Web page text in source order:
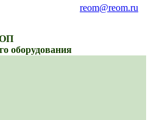
reom@reom.ru
оборудования